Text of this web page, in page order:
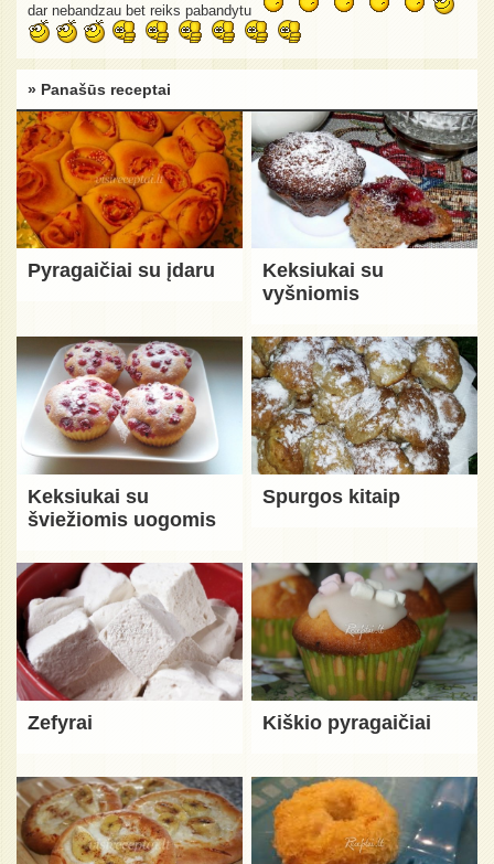
dar nebandzau bet reiks pabandytu
» Panašūs receptai
Pyragaičiai su įdaru
Keksiukai su
vyšniomis
Keksiukai su
šviežiomis uogomis
Spurgos kitaip
Zefyrai Kiškio pyragaičiai